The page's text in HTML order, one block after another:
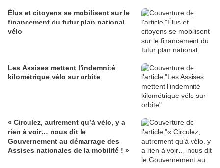
Élus et citoyens se mobilisent sur le
financement du futur plan national
vélo
Les Assises mettent l’indemnité
kilométrique vélo sur orbite
« Circulez, autrement qu’à vélo, y a
rien à voir… nous dit le
Gouvernement au démarrage des
Assises nationales de la mobilité ! »